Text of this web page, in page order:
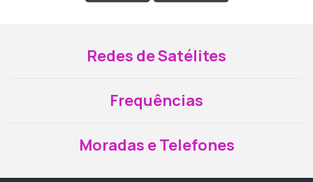
Redes de Satélites
Frequências
Moradas e Telefones